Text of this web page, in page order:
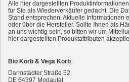
Alle hier dargestellten
für Sie als Wiederverkäufer gedacht. Die
Stand entsprechen. Aktuelle Informationen
oder über die Hersteller. Sollte Ihnen als
an uns wichtig sein, so bitten wir um
hier dargestellten Produktattributen
Bio Korb & Vega Korb
Darmstädter Straße 52
DE 64397 Modautal